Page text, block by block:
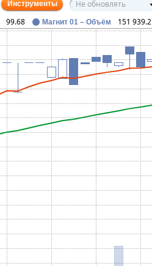
Инструменты Не обновлять
99.68 Магнит 01 – Объём 151 939.2